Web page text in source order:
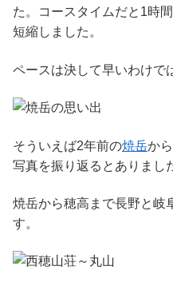
た。コースタイムだと1時
短縮しました。
ペースは決して早いわけで
そういえば2年前の焼岳か
写真を振り返るとありまし
焼岳から穂高まで長野と岐
す。